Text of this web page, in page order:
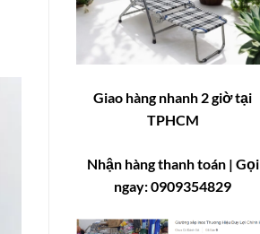
Giao hàng nhanh 2 giờ tại
TPHCM
Nhận hàng thanh toán | Gọi
ngay: 0909354829